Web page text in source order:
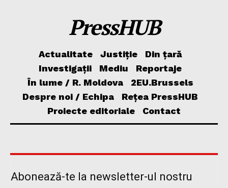
PressHUB
Actualitate Justiție
Din țară
Investigații
Mediu
Reportaje
În lume / R. Moldova
2EU.Brussels
Despre noi / Echipa
Rețea PressHUB
Proiecte editoriale
Contact
Abonează-te la newsletter-ul nostru